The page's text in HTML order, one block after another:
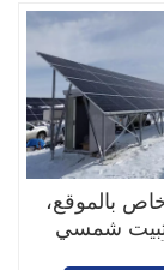
بالموقع،
شمسي